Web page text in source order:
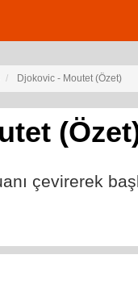
Djokovic - Moutet (Özet)
çevirerek